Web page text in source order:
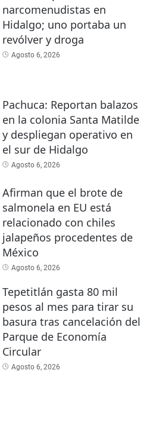
narcomenudistas en
Hidalgo; uno portaba un
revólver y droga
Agosto 6, 2026
Pachuca: Reportan balazos
en la colonia Santa Matilde
y despliegan operativo en
el sur de Hidalgo
Agosto 6, 2026
Afirman que el brote de
salmonela en EU está
relacionado con chiles
jalapeños procedentes de
México
Agosto 6, 2026
Tepetitlán gasta 80 mil
pesos al mes para tirar su
basura tras cancelación del
Parque de Economía
Circular
Agosto 6, 2026